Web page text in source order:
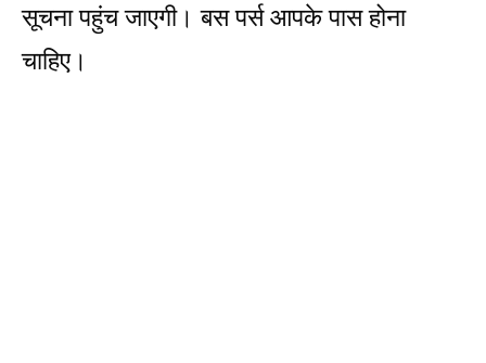
सूचना पहुंच जाएगी। बस पर्स आपके पास होना
चाहिए।